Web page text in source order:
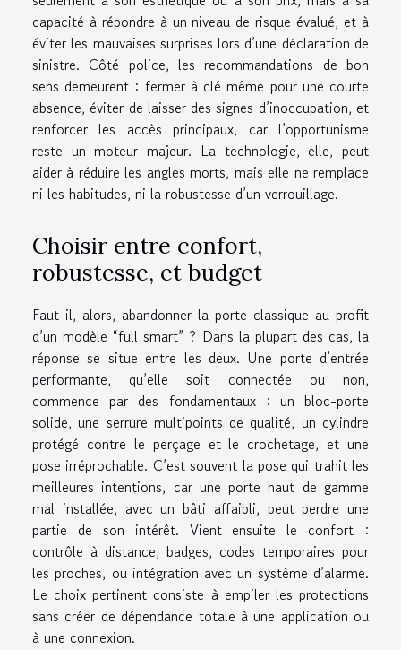
capacité à répondre à un niveau de risque évalué, et à
éviter les mauvaises surprises lors d’une déclaration de
sinistre. Côté police, les recommandations de bon
sens demeurent : fermer à clé même pour une courte
absence, éviter de laisser des signes d’inoccupation, et
renforcer les accès principaux, car l’opportunisme
reste un moteur majeur. La technologie, elle, peut
aider à réduire les angles morts, mais elle ne remplace
ni les habitudes, ni la robustesse d’un verrouillage.
Choisir entre confort,
robustesse, et budget
Faut-il, alors, abandonner la porte classique au profit
d’un modèle “full smart” ? Dans la plupart des cas, la
réponse se situe entre les deux. Une porte d’entrée
performante, qu’elle soit connectée ou non,
commence par des fondamentaux : un bloc-porte
solide, une serrure multipoints de qualité, un cylindre
protégé contre le perçage et le crochetage, et une
pose irréprochable. C’est souvent la pose qui trahit les
meilleures intentions, car une porte haut de gamme
mal installée, avec un bâti affaibli, peut perdre une
partie de son intérêt. Vient ensuite le confort :
contrôle à distance, badges, codes temporaires pour
les proches, ou intégration avec un système d’alarme.
Le choix pertinent consiste à empiler les protections
sans créer de dépendance totale à une application ou
à une connexion.